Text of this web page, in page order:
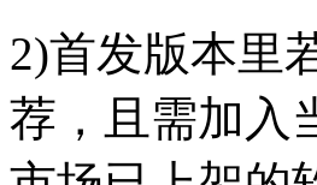
2)首发版本里
荐，且需加入